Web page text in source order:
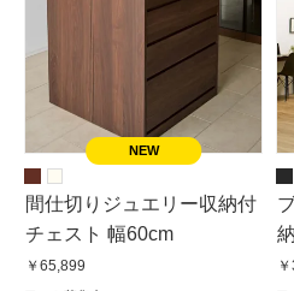
間仕切りジュエリー収納付
チェスト 幅60cm
￥65,899